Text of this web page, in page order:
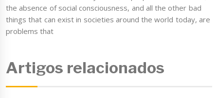
the absence of social consciousness, and all the other bad
things that can exist in societies around the world today, are
problems that
Artigos relacionados